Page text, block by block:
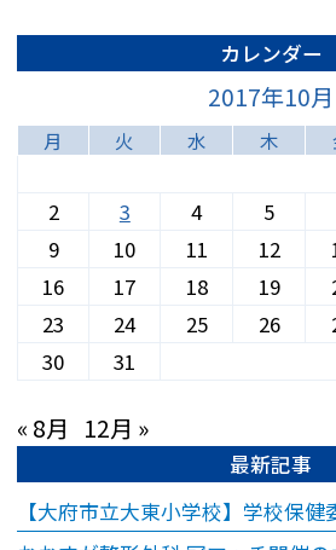
的スムーズにご案内
※急患対応や混雑状
お時間どおりにお呼
びできない場合があ
ります。
※ご予約時間から15
カレンダー
2017年10月
月 火 水 木
2
3 4 5
9
10 11 12
16
17 18 19
23
24 25 26
30
31
« 8月 12月 »
最新記事